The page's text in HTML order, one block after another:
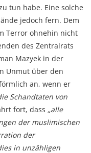
tun habe. Eine solche
jedoch fern. Dem
Terror ohnehin nicht
des Zentralrats
Mazyek in der
Unmut über den
an, wenn er
Schandtaten von
fort, dass „alle
der muslimischen
der
in unzähligen